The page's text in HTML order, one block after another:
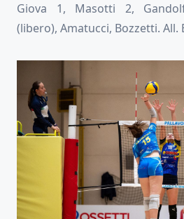
Giova 1, Masotti 2,
(libero), Amatucci, Bozzetti. All.